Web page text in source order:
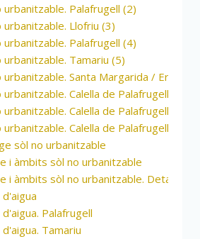
urbanitzable. Palafrugell (2)
urbanitzable. Llofriu (3)
urbanitzable. Palafrugell (4)
urbanitzable. Tamariu (5)
urbanitzable. Santa Margarida /
urbanitzable. Calella de Palafrugell /
Calella de Palafrugell (8)
urbanitzable. Calella de Palafrugell /
sòl no urbanitzable
i àmbits sòl no urbanitzable
àmbits sòl no urbanitzable. Detall
Palafrugell
Tamariu